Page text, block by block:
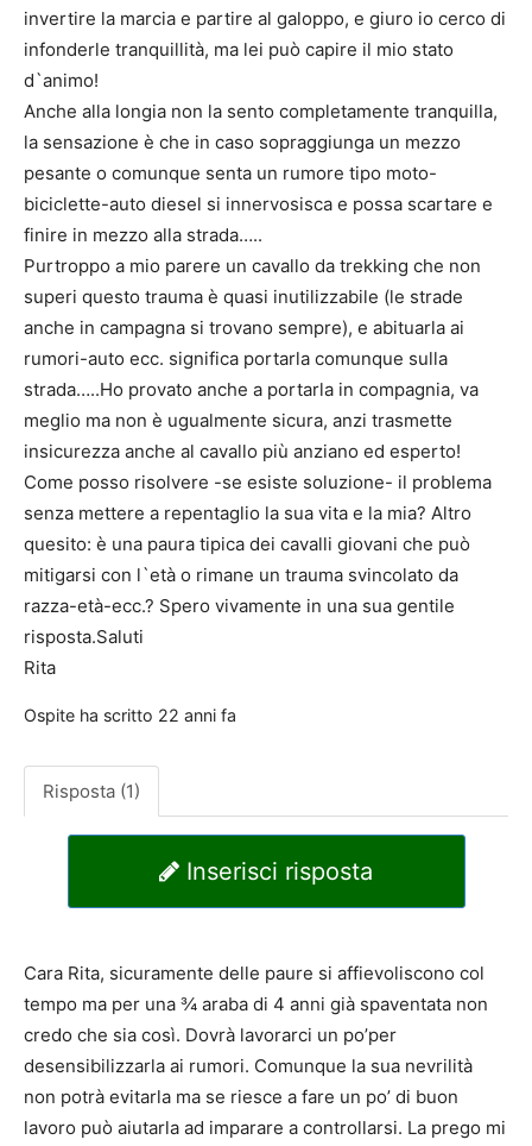
invertire la marcia e partire al galoppo, e giuro io cerco di
infonderle tranquillità, ma lei può capire il mio stato
d`animo!
Anche alla longia non la sento completamente tranquilla,
la sensazione è che in caso sopraggiunga un mezzo
pesante o comunque senta un rumore tipo moto-
biciclette-auto diesel si innervosisca e possa scartare e
finire in mezzo alla strada…..
Purtroppo a mio parere un cavallo da trekking che non
superi questo trauma è quasi inutilizzabile (le strade
anche in campagna si trovano sempre), e abituarla ai
rumori-auto ecc. significa portarla comunque sulla
strada…..Ho provato anche a portarla in compagnia, va
meglio ma non è ugualmente sicura, anzi trasmette
insicurezza anche al cavallo più anziano ed esperto!
Come posso risolvere -se esiste soluzione- il problema
senza mettere a repentaglio la sua vita e la mia? Altro
quesito: è una paura tipica dei cavalli giovani che può
mitigarsi con l`età o rimane un trauma svincolato da
razza-età-ecc.? Spero vivamente in una sua gentile
risposta.Saluti
Rita
Ospite ha scritto 22 anni fa
Risposta (1)
Inserisci risposta
Cara Rita, sicuramente delle paure si affievoliscono col
tempo ma per una ¾ araba di 4 anni già spaventata non
credo che sia così. Dovrà lavorarci un po’per
desensibilizzarla ai rumori. Comunque la sua nevrilità
non potrà evitarla ma se riesce a fare un po’ di buon
lavoro può aiutarla ad imparare a controllarsi. La prego mi